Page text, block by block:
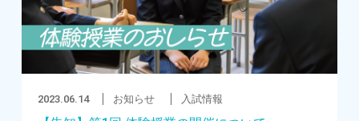
2023.06.14 お知らせ 入試情報